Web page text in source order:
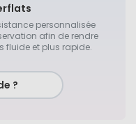
personnalisée
afin de rendre
fluide et plus rapide.
?